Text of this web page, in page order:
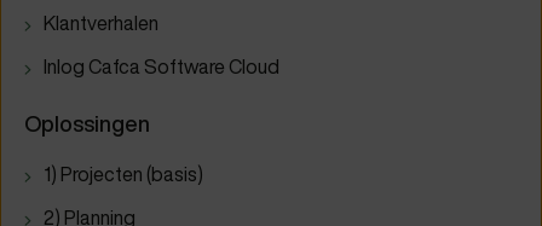
Klantverhalen
Inlog Cafca Software Cloud
Oplossingen
1) Projecten (basis)
2) Planning